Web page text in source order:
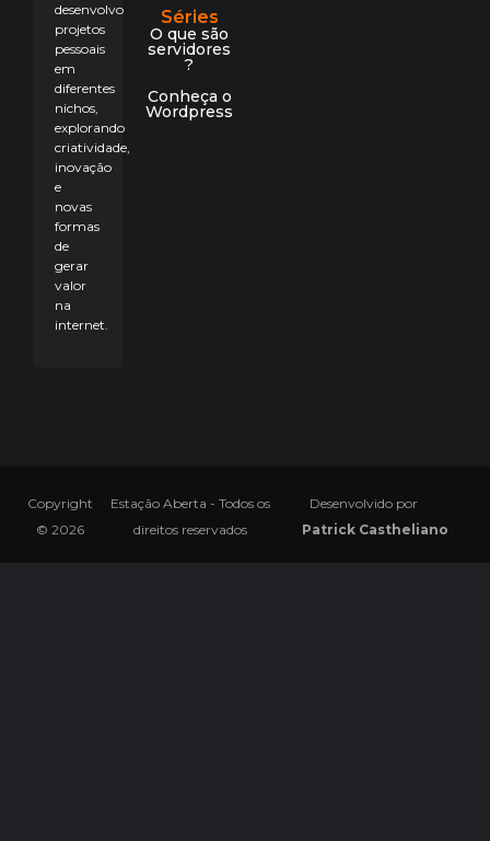
desenvolvo
projetos
pessoais
em
diferentes
nichos,
explorando
criatividade,
inovação
e
novas
formas
de
gerar
valor
na
internet.
Séries
O que são
servidores
?
Conheça o
Wordpress
Copyright
© 2026
Estação Aberta - Todos os
direitos reservados
Desenvolvido por
Patrick Castheliano